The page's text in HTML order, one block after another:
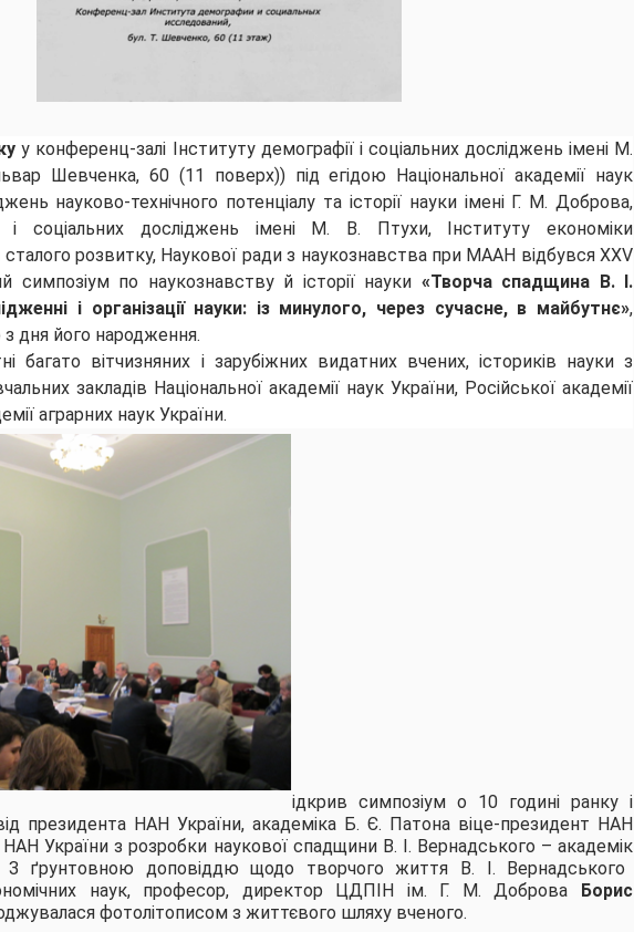
у конференц-залі Інституту демографії і соціальних досліджень імені М.
Шевченка, 60 (11 поверх)) під егідою Національної академії наук
науково-технічного потенціалу та історії науки імені Г. М. Доброва,
і соціальних досліджень імені М. В. Птухи, Інституту економіки
сталого розвитку, Наукової ради з наукознавства при МААН відбувся ХХV
симпозіум по наукознавству й історії науки «Творча спадщина В. І.
і організації науки: із минулого, через сучасне, в майбутнє»,
дня його народження.
багато вітчизняних і зарубіжних видатних вчених, істориків науки з
закладів Національної академії наук України, Російської академії
аграрних наук України.
ідкрив симпозіум о 10 годині ранку і
президента НАН України, академіка Б. Є. Патона віце-президент НАН
НАН України з розробки наукової спадщини В. І. Вернадського – академік
З ґрунтовною доповіддю щодо творчого життя В. І. Вернадського
наук, професор, директор ЦДПІН ім. Г. М. Доброва Борис
фотолітописом з життєвого шляху вченого.